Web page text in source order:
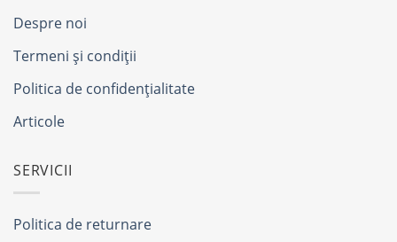
Despre noi
Termeni și condiții
Politica de confidențialitate
Articole
SERVICII
Politica de returnare